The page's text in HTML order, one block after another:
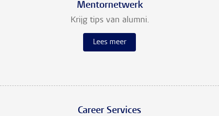
Mentornetwerk
Krijg tips van alumni.
Lees meer
Career Services